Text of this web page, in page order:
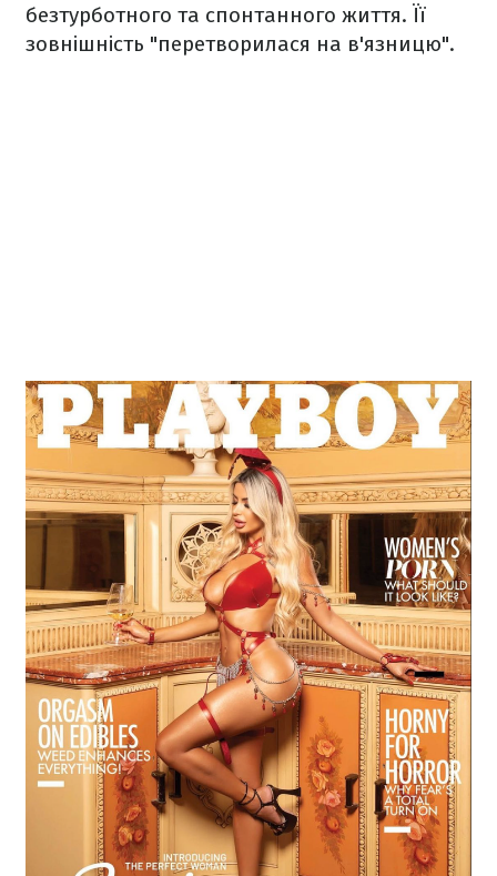
безтурботного та спонтанного життя. Її
зовнішність "перетворилася на в'язницю".